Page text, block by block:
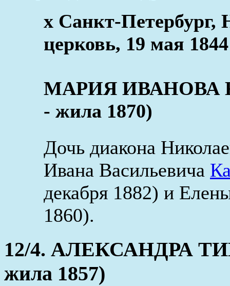
x Санкт-Петербург,
церковь, 19 мая
МАРИЯ ИВАНОВА
- жила 1870)
Дочь диакона
Ивана Васильевича
декабря 1882) и
1860).
12/4. АЛЕКСАНДРА
жила 1857)